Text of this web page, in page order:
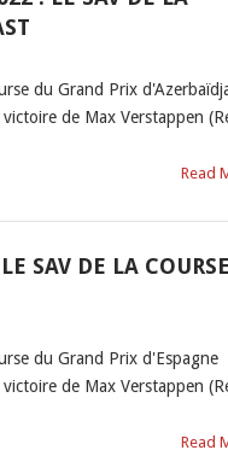
du Grand Prix
de Max Verstappen
Read
SAV DE LA
du Grand Prix d'Espagne
de Max Verstappen
Read